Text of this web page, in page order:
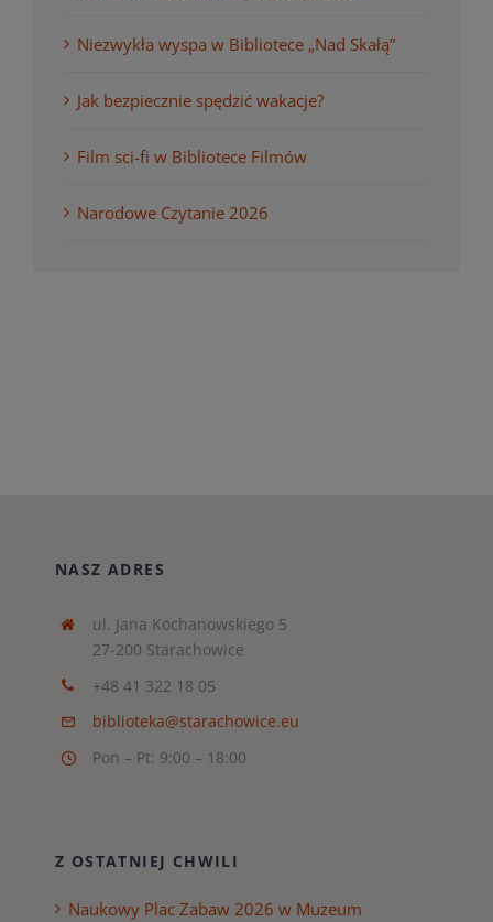
Niezwykła wyspa w Bibliotece „Nad Skałą”
Jak bezpiecznie spędzić wakacje?
Film sci-fi w Bibliotece Filmów
Narodowe Czytanie 2026
NASZ ADRES
ul. Jana Kochanowskiego 5
27-200 Starachowice
+48 41 322 18 05
biblioteka@starachowice.eu
Pon – Pt: 9:00 – 18:00
Z OSTATNIEJ CHWILI
Naukowy Plac Zabaw 2026 w Muzeum